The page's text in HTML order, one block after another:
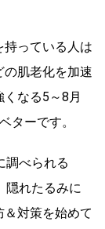
っている人は
肌老化を加速
なる5～8月
ターです。
調べられる
隠れたるみに
対策を始めて